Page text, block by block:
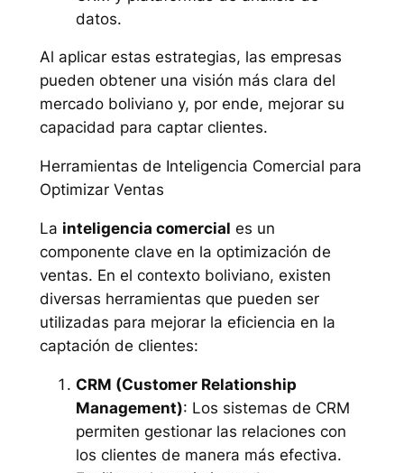
datos.
Al aplicar estas estrategias, las empresas
pueden obtener una visión más clara del
mercado boliviano y, por ende, mejorar su
capacidad para captar clientes.
Herramientas de Inteligencia Comercial para
Optimizar Ventas
La inteligencia comercial es un
componente clave en la optimización de
ventas. En el contexto boliviano, existen
diversas herramientas que pueden ser
utilizadas para mejorar la eficiencia en la
captación de clientes:
CRM (Customer Relationship
Management): Los sistemas de CRM
permiten gestionar las relaciones con
los clientes de manera más efectiva.